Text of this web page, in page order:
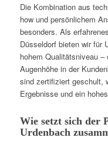
Die Kombination aus
how und persönlichem
besonders. Als
Düsseldorf bieten wir für
hohem Qualitätsniveau
Augenhöhe in der
sind zertifiziert geschult,
Ergebnisse und ein
Wie setzt sich der
Urdenbach